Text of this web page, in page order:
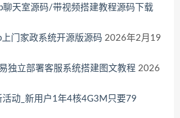
聊天室源码/带视频搭建教程源码下载
门家政系统开源版源码 2026年2月19
独立部署客服系统搭建图文教程 2026
动_新用户1年4核4G3M只要79